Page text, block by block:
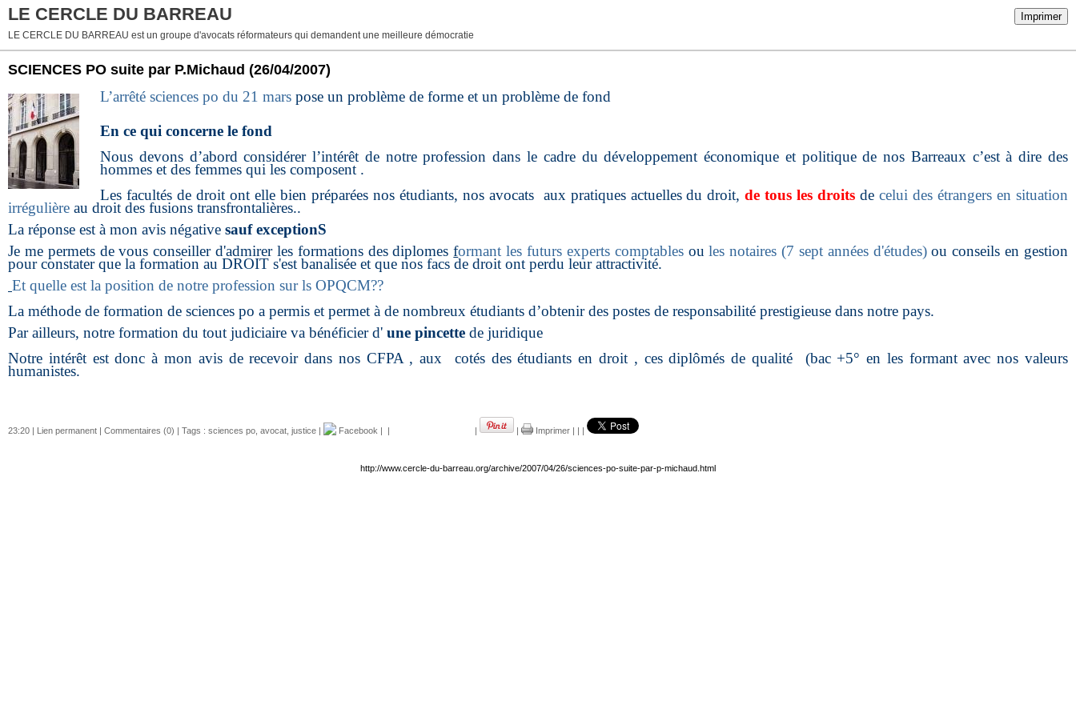
Imprimer
LE CERCLE DU BARREAU
LE CERCLE DU BARREAU est un groupe d'avocats réformateurs qui demandent une meilleure démocratie
SCIENCES PO suite par P.Michaud (26/04/2007)
L’arrêté sciences po du 21 mars pose un problème de forme et un problème de fond
En ce qui concerne le fond
Nous devons d’abord considérer l’intérêt de notre profession dans le cadre du développement économique et politique de nos Barreaux c’est à dire des
hommes et des femmes qui les composent .
Les facultés de droit ont elle bien préparées nos étudiants, nos avocats aux pratiques actuelles du droit,de tous les droits decelui des étrangers en situation
irrégulière au droit des fusions transfrontalières..
La réponse est à mon avis négative sauf exceptionS
Je me permets de vous conseiller d'admirer les formations des diplomesformant les futurs experts comptablesoules notaires (7 sept années d'études)ou conseils en gestion
pour constater que la formation au DROIT s'est banalisée et que nos facs de droit ont perdu leur attractivité.
Et quelle est la position de notre profession sur ls OPQCM??
La méthode de formation de sciences po a permis et permet à de nombreux étudiants d’obtenir des postes de responsabilité prestigieuse dans notre pays.
Par ailleurs, notre formation du tout judiciaire va bénéficier d' une pincette de juridique
Notre intérêt est donc à mon avis de recevoir dans nos CFPA , aux
cotés des étudiants en droit , ces diplômés de qualité (bac +5° en les formant avec nos valeurs
humanistes.
23:20 | Lien permanent | Commentaires (0) | Tags : sciences po avocat justice | Facebook | | | | Imprimer | | |
http://www.cercle-du-barreau.org/archive/2007/04/26/sciences-po-suite-par-p-michaud.html